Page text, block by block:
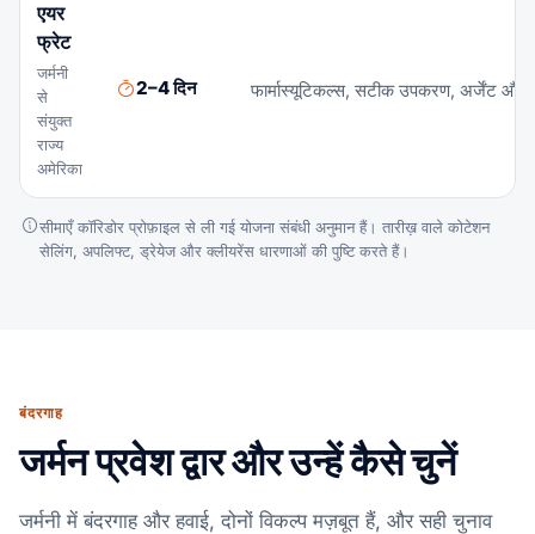
एयर
फ्रेट
जर्मनी
से
संयुक्त
राज्य
अमेरिका
2–4 दिन फार्मास्यूटिकल्स, सटीक उपकरण, अर्जेंट
सीमाएँ कॉरिडोर प्रोफ़ाइल से ली गई योजना संबंधी अनुमान हैं। तारीख़ वाले कोटेशन
सेलिंग, अपलिफ्ट, ड्रेयेज और क्लीयरेंस धारणाओं की पुष्टि करते हैं।
बंदरगाह
जर्मन प्रवेश द्वार और उन्हें कैसे चुनें
जर्मनी में बंदरगाह और हवाई, दोनों विकल्प मज़बूत हैं, और सही चुनाव